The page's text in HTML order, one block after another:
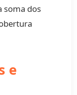
soma dos
e